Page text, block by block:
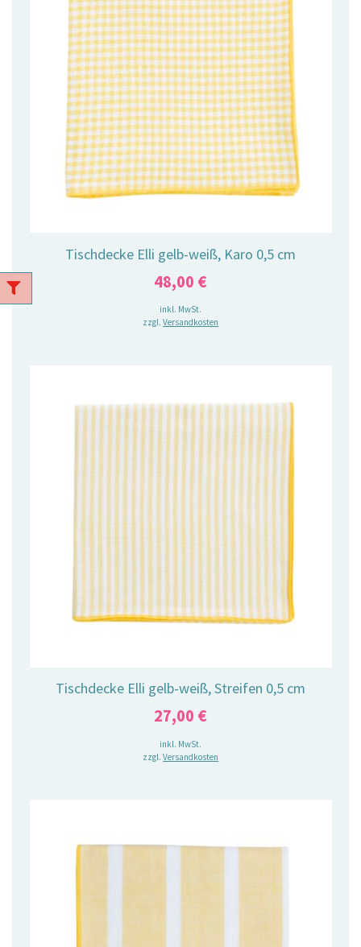
Tischdecke Elli gelb-weiß, Karo 0,5 cm
48,00 €
inkl. MwSt.
zzgl. Versandkosten
Tischdecke Elli gelb-weiß, Streifen 0,5 cm
27,00 €
inkl. MwSt.
zzgl. Versandkosten